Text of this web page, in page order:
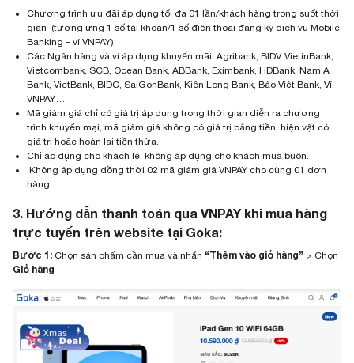
Chương trình ưu đãi áp dụng tối đa 01 lần/khách hàng trong suốt thời
gian (tương ứng 1 số tài khoản/1 số điện thoại đăng ký dịch vụ Mobile
Banking – ví VNPAY).
Các Ngân hàng và ví áp dụng khuyến mãi: Agribank, BIDV, VietinBank,
Vietcombank, SCB, Ocean Bank, ABBank, Eximbank, HDBank, Nam A
Bank, VietBank, BIDC, SaiGonBank, Kiên Long Bank, Bảo Việt Bank, Ví
VNPAY,…
Mã giảm giá chỉ có giá trị áp dụng trong thời gian diễn ra chương
trình khuyến mại, mã giảm giá không có giá trị bằng tiền, hiện vật có
giá trị hoặc hoàn lại tiền thừa.
Chỉ áp dụng cho khách lẻ, không áp dụng cho khách mua buôn.
Không áp dụng đồng thời 02 mã giảm giá VNPAY cho cùng 01 đơn
hàng.
3. Hướng dẫn thanh toán qua VNPAY khi mua hàng
trực tuyến trên website tại Goka:
Bước 1: Chọn sản phẩm cần mua và nhấn “Thêm vào giỏ hàng” > Chọn
Giỏ hàng